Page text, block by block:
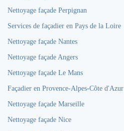
Nettoyage façade Perpignan
Services de façadier en Pays de la Loire
Nettoyage façade Nantes
Nettoyage façade Angers
Nettoyage façade Le Mans
Façadier en Provence-Alpes-Côte d'Azur
Nettoyage façade Marseille
Nettoyage façade Nice